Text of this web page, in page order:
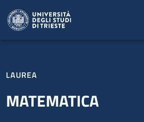
LAUREA
MATEMATICA